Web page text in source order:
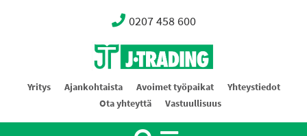
0207 458 600
Oy J-Trading Ab
Yritys Ajankohtaista Avoimet työpaikat
Yhteystiedot
Ota yhteyttä
Vastuullisuus